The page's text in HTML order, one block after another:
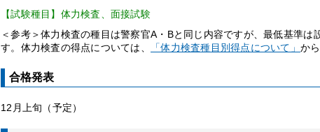
【試験種目】体力検査、面接試験
＜参考＞体力検査の種目は警察官A・Bと同じ内容ですが、最低基準は
す。体力検査の得点については、
「体力検査種目別得点について」か
合格発表
12月上旬（予定）